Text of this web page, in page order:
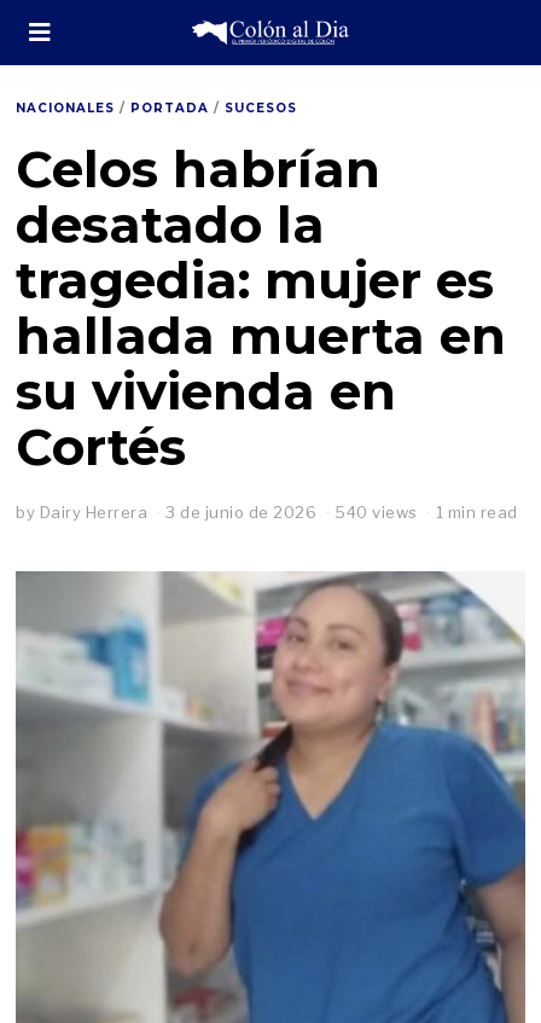
NACIONALES / PORTADA / SUCESOS
Celos habrían
desatado la
tragedia: mujer es
hallada muerta en
su vivienda en
Cortés
by Dairy Herrera 3 de junio de 2026 540 views 1 min read